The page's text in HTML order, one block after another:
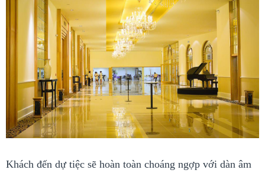
Khách đến dự tiệc sẽ hoàn toàn choáng ngợp với dàn âm